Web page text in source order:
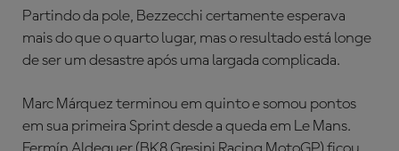
Partindo da pole, Bezzecchi certamente esperava
mais do que o quarto lugar, mas o resultado está longe
de ser um desastre após uma largada complicada.
Marc Márquez terminou em quinto e somou pontos
em sua primeira Sprint desde a queda em Le Mans.